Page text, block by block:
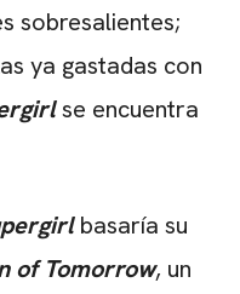
sobresalientes;
ya gastadas con
se encuentra
basaría su
of Tomorrow, un